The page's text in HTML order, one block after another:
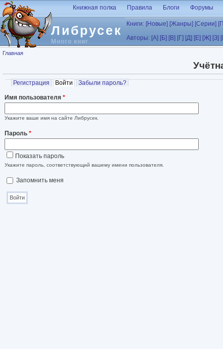
Перейти к основному содержанию
Либрусек
Много книг
Книжная полка Правила Блоги Форумы
Книги: [Новые] [Жанры] [Серии]
Авторы: [А] [Б] [В] [Г] [Д] [Е] [Ж] [З]
Вы здесь
Главная
Главные вкладки
Регистрация Войти (активная вкладка)
Забыли пароль?
Имя пользователя *
Укажите ваше имя на сайте Либрусек.
Пароль *
Показать пароль
Укажите пароль, соответствующий вашему имени пользователя.
Запомнить меня